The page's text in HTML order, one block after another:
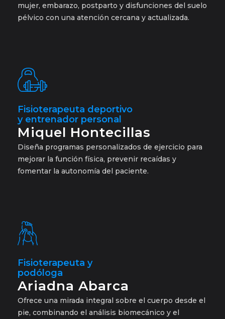
mujer, embarazo, postparto y disfunciones del suelo
pélvico con una atención cercana y actualizada.
Fisioterapeuta deportivo
y entrenador personal
Miquel Hontecillas
Diseña programas personalizados de ejercicio para
mejorar la función física, prevenir recaídas y
fomentar la autonomía del paciente.
Fisioterapeuta y
podóloga
Ariadna Abarca
Ofrece una mirada integral sobre el cuerpo desde el
pie, combinando el análisis biomecánico y el